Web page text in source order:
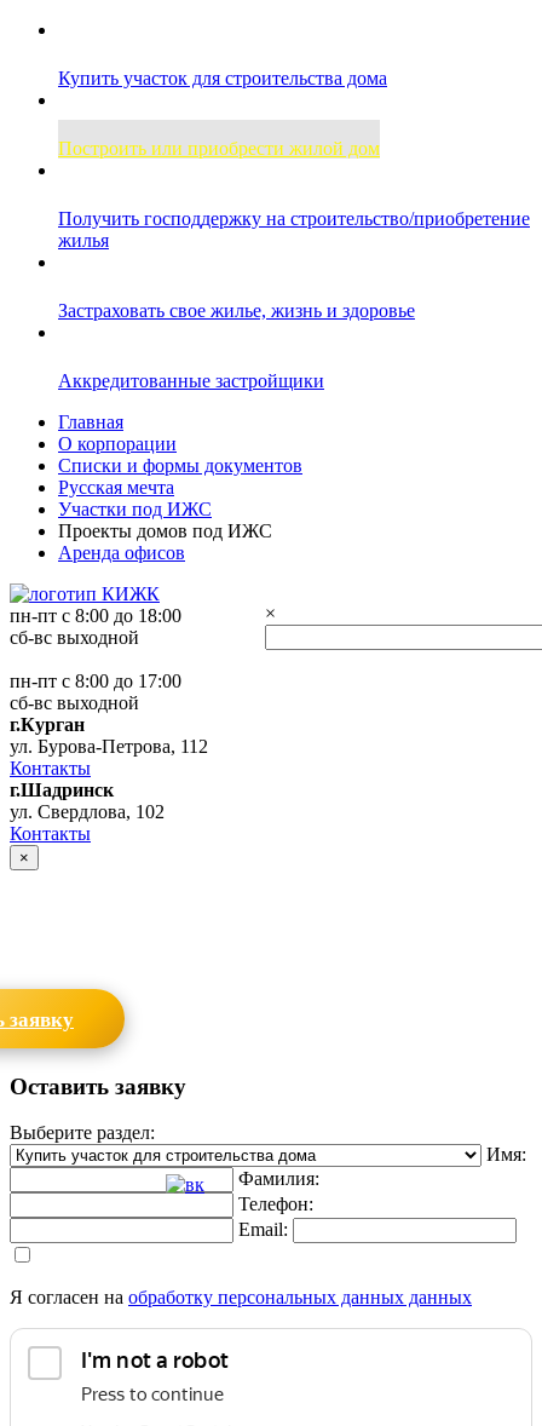
Купить участок для строительства дома
Построить или приобрести жилой дом
Получить господдержку на строительство/приобретение
жилья
Застраховать свое жилье, жизнь и здоровье
Аккредитованные застройщики
Главная
О корпорации
Списки и формы документов
Русская мечта
Участки под ИЖС
Проекты домов под ИЖС
Аренда офисов
×
пн-пт с 8:00 до 18:00
сб-вс выходной
пн-пт с 8:00 до 17:00
сб-вс выходной
г.Курган
ул. Бурова-Петрова, 112
Контакты
г.Шадринск
ул. Свердлова, 102
Контакты
×
заявку
Оставить заявку
Выберите раздел:
Имя:
Фамилия:
Телефон:
Email:
Я согласен на обработку персональных данных данных